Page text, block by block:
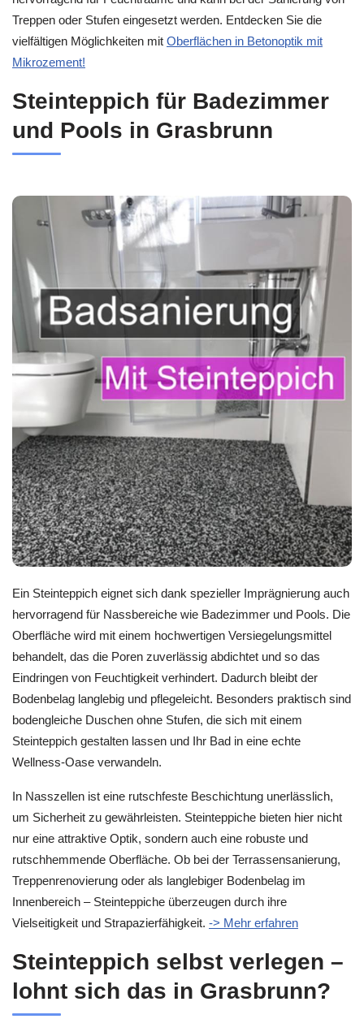
Treppen oder Stufen eingesetzt werden. Entdecken Sie die
vielfältigen Möglichkeiten mit Oberflächen in Betonoptik mit
Mikrozement!
Steinteppich für Badezimmer
und Pools in Grasbrunn
Ein Steinteppich eignet sich dank spezieller Imprägnierung auch
hervorragend für Nassbereiche wie Badezimmer und Pools. Die
Oberfläche wird mit einem hochwertigen Versiegelungsmittel
behandelt, das die Poren zuverlässig abdichtet und so das
Eindringen von Feuchtigkeit verhindert. Dadurch bleibt der
Bodenbelag langlebig und pflegeleicht. Besonders praktisch sind
bodengleiche Duschen ohne Stufen, die sich mit einem
Steinteppich gestalten lassen und Ihr Bad in eine echte
Wellness-Oase verwandeln.
In Nasszellen ist eine rutschfeste Beschichtung unerlässlich,
um Sicherheit zu gewährleisten. Steinteppiche bieten hier nicht
nur eine attraktive Optik, sondern auch eine robuste und
rutschhemmende Oberfläche. Ob bei der Terrassensanierung,
Treppenrenovierung oder als langlebiger Bodenbelag im
Innenbereich – Steinteppiche überzeugen durch ihre
Vielseitigkeit und Strapazierfähigkeit. -> Mehr erfahren
Steinteppich selbst verlegen –
lohnt sich das in Grasbrunn?